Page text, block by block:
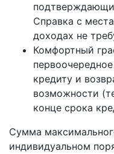
Справка с
доходах не
Комфортный
кредиту и
возможности
конце срока
Сумма
индивидуальном